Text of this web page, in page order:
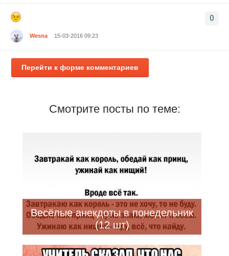
0
Wesna 15-03-2016 09:23
Перейти к форме комментариев
Смотрите посты по теме:
Весёлые анекдоты в понедельник
(12 шт)